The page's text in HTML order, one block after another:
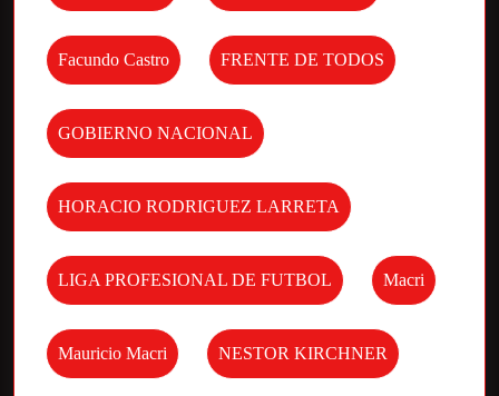
Facundo Castro FRENTE DE TODOS
GOBIERNO NACIONAL
HORACIO RODRIGUEZ LARRETA
LIGA PROFESIONAL DE FUTBOL Macri
Mauricio Macri NESTOR KIRCHNER